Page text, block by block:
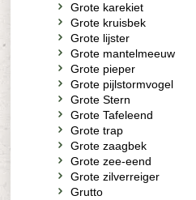
Grote karekiet
Grote kruisbek
Grote lijster
Grote mantelmeeuw
Grote pieper
Grote pijlstormvogel
Grote Stern
Grote Tafeleend
Grote trap
Grote zaagbek
Grote zee-eend
Grote zilverreiger
Grutto